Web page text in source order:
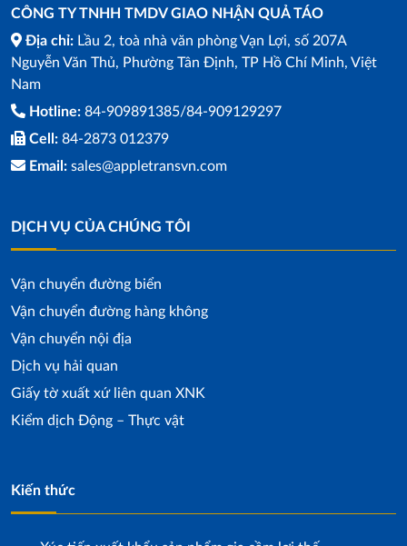
CÔNG TY TNHH TMDV GIAO NHẬN QUẢ TÁO
Địa chỉ: Lầu 2, toà nhà văn phòng Vạn Lợi, số 207A
Nguyễn Văn Thủ, Phường Tân Định, TP Hồ Chí Minh, Việt
Nam
Hotline: 84-909891385/84-909129297
Cell: 84-2873 012379
Email: sales@appletransvn.com
DỊCH VỤ CỦA CHÚNG TÔI
Vận chuyển đường biển
Vận chuyển đường hàng không
Vận chuyển nội địa
Dịch vụ hải quan
Giấy tờ xuất xứ liên quan XNK
Kiểm dịch Động – Thực vật
Kiến thức